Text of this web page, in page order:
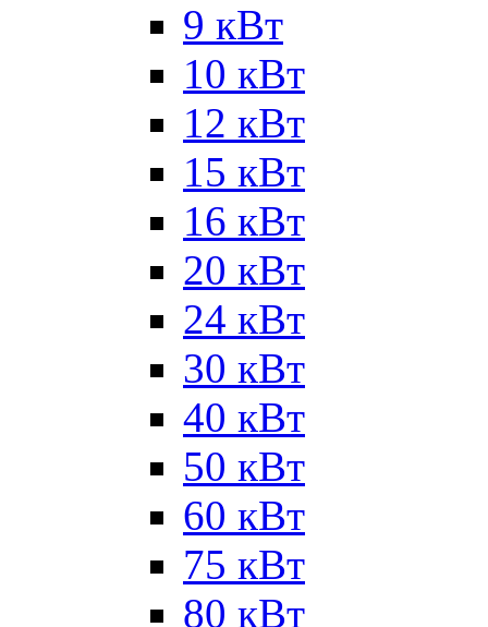
9 кВт
10 кВт
12 кВт
15 кВт
16 кВт
20 кВт
24 кВт
30 кВт
40 кВт
50 кВт
60 кВт
75 кВт
80 кВт